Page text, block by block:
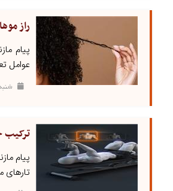
راز
پیام
عوامل
شنبه ۱۰ مرداد
ترکیب
پیام
تارهای